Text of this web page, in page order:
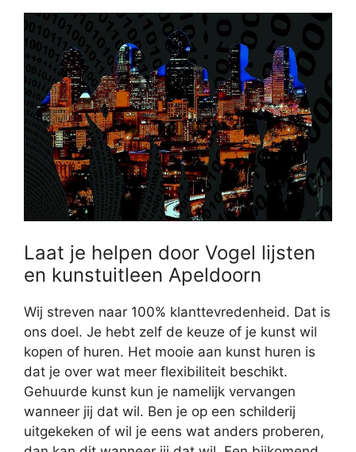
Laat je helpen door Vogel lijsten
en kunstuitleen Apeldoorn
Wij streven naar 100% klanttevredenheid. Dat is
ons doel. Je hebt zelf de keuze of je kunst wil
kopen of huren. Het mooie aan kunst huren is
dat je over wat meer flexibiliteit beschikt.
Gehuurde kunst kun je namelijk vervangen
wanneer jij dat wil. Ben je op een schilderij
uitgekeken of wil je eens wat anders proberen,